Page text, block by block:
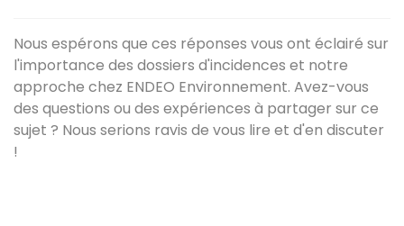
Nous espérons que ces réponses vous ont éclairé sur
l'importance des dossiers d'incidences et notre
approche chez ENDEO Environnement. Avez-vous
des questions ou des expériences à partager sur ce
sujet ? Nous serions ravis de vous lire et d'en discuter
!